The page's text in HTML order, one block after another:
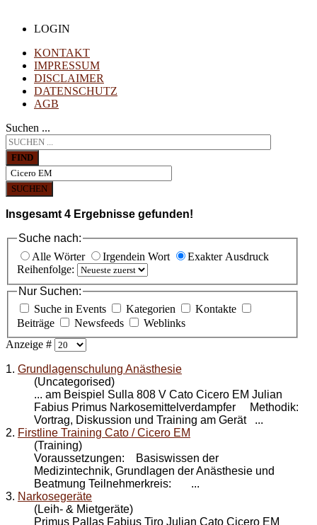
LOGIN
KONTAKT
IMPRESSUM
DISCLAIMER
DATENSCHUTZ
AGB
Suchen ...
FIND
SUCHEN
Insgesamt 4 Ergebnisse gefunden!
Suche nach:
Alle Wörter
Irgendein Wort
Exakter Ausdruck
Reihenfolge:
Nur Suchen:
Suche in Events
Kategorien
Kontakte
Beiträge
Newsfeeds
Weblinks
Anzeige #
1. Grundlagenschulung Anästhesie
(Uncategorised)
... am Beispiel Sulla 808 V Cato Cicero EM Julian
Fabius Primus Narkosemittelverdampfer Methodik:
Vortrag, Diskussion und Training am Gerät ...
2. Firstline Training Cato / Cicero EM
(Training)
Voraussetzungen: Basiswissen der
Medizintechnik, Grundlagen der Anästhesie und
Beatmung Teilnehmerkreis: ...
3. Narkosegeräte
(Leih- & Mietgeräte)
Primus Pallas Fabius Tiro Julian Cato Cicero EM